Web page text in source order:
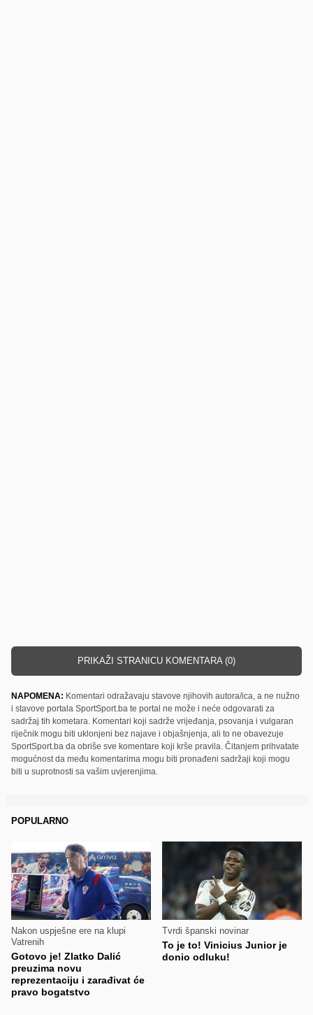
PRIKAŽI STRANICU KOMENTARA (0)
NAPOMENA: Komentari odražavaju stavove njihovih autora/ica, a ne nužno
i stavove portala SportSport.ba te portal ne može i neće odgovarati za
sadržaj tih kometara. Komentari koji sadrže vrijeđanja, psovanja i vulgaran
riječnik mogu biti uklonjeni bez najave i objašnjenja, ali to ne obavezuje
SportSport.ba da obriše sve komentare koji krše pravila. Čitanjem prihvatate
mogućnost da među komentarima mogu biti pronađeni sadržaji koji mogu
biti u suprotnosti sa vašim uvjerenjima.
POPULARNO
Nakon uspješne ere na klupi
Vatrenih
Gotovo je! Zlatko Dalić
preuzima novu
reprezentaciju i zarađivat će
pravo bogatstvo
Tvrdi španski novinar
To je to! Vinicius Junior je
donio odluku!